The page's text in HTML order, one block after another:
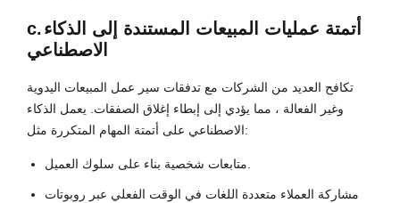
c.أتمتة عمليات المبيعات المستندة إلى الذكاء
الاصطناعي
تكافح العديد من الشركات مع تدفقات سير عمل المبيعات اليدوية
وغير الفعالة ، مما يؤدي إلى إبطاء إغلاق الصفقات. يعمل الذكاء
الاصطناعي على أتمتة المهام المتكررة مثل:
متابعات شخصية بناء على سلوك العميل.
مشاركة العملاء متعددة اللغات في الوقت الفعلي عبر روبوتات